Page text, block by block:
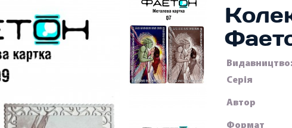
Видавництво:
Серія
Автор
Формат